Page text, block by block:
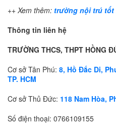
++ Xem thêm: trường nội trú
Thông tin liên hệ
TRƯỜNG THCS, THPT HỒNG
Cơ sở Tân Phú: 8, Hồ Đắc Di,
TP. HCM
Cơ sở Thủ Đức: 118 Nam Hòa,
Số điện thoại: 0766109155